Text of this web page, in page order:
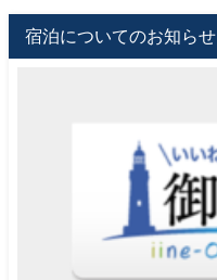
宿泊についてのお知らせ